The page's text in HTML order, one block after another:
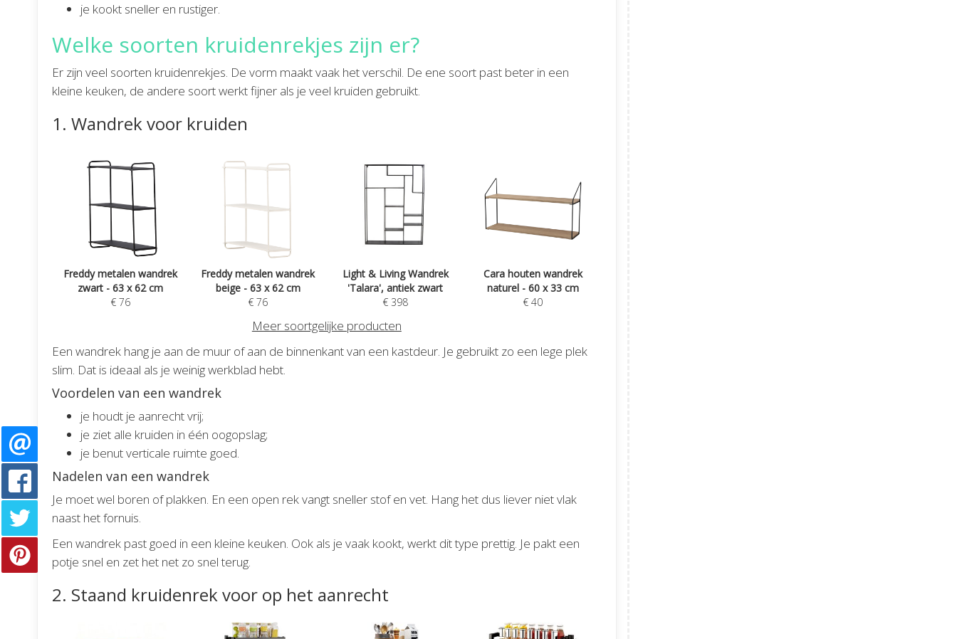
je kookt sneller en rustiger.
Welke soorten kruidenrekjes zijn er?
Er zijn veel soorten kruidenrekjes. De vorm maakt vaak het verschil. De ene soort past beter in een
kleine keuken, de andere soort werkt fijner als je veel kruiden gebruikt.
1. Wandrek voor kruiden
Freddy metalen wandrek
zwart - 63 x 62 cm
€ 76
Freddy metalen wandrek
beige - 63 x 62 cm
€ 76
Light & Living Wandrek
'Talara', antiek zwart
€ 398
Cara houten wandrek
naturel - 60 x 33 cm
€ 40
Meer soortgelijke producten
Een wandrek hang je aan de muur of aan de binnenkant van een kastdeur. Je gebruikt zo een lege plek
slim. Dat is ideaal als je weinig werkblad hebt.
Voordelen van een wandrek
je houdt je aanrecht vrij;
je ziet alle kruiden in één oogopslag;
je benut verticale ruimte goed.
Nadelen van een wandrek
Je moet wel boren of plakken. En een open rek vangt sneller stof en vet. Hang het dus liever niet vlak
naast het fornuis.
Een wandrek past goed in een kleine keuken. Ook als je vaak kookt, werkt dit type prettig. Je pakt een
potje snel en zet het net zo snel terug.
2. Staand kruidenrek voor op het aanrecht